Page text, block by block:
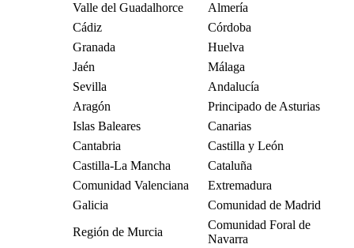
Valle del Guadalhorce
Almería
Cádiz
Córdoba
Granada
Huelva
Jaén
Málaga
Sevilla
Andalucía
Aragón
Principado de Asturias
Islas Baleares
Canarias
Cantabria
Castilla y León
Castilla-La Mancha
Cataluña
Comunidad Valenciana
Extremadura
Galicia
Comunidad de Madrid
Región de Murcia
Comunidad Foral de
Navarra